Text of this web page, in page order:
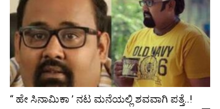
“ ಹೇ ಸಿನಾಮಿಕಾ ʼ ನಟ ಮನೆಯಲ್ಲಿ ಶವವಾಗಿ ಪತ್ತೆ..!